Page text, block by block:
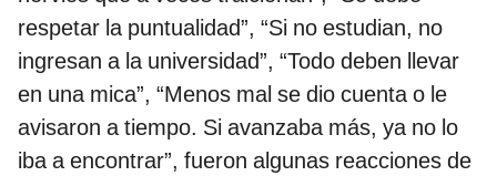
respetar la puntualidad”, “Si no estudian, no
ingresan a la universidad”, “Todo deben llevar
en una mica”, “Menos mal se dio cuenta o le
avisaron a tiempo. Si avanzaba más, ya no lo
iba a encontrar”, fueron algunas reacciones de